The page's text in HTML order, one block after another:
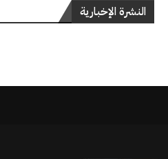
النشرة الإخبارية